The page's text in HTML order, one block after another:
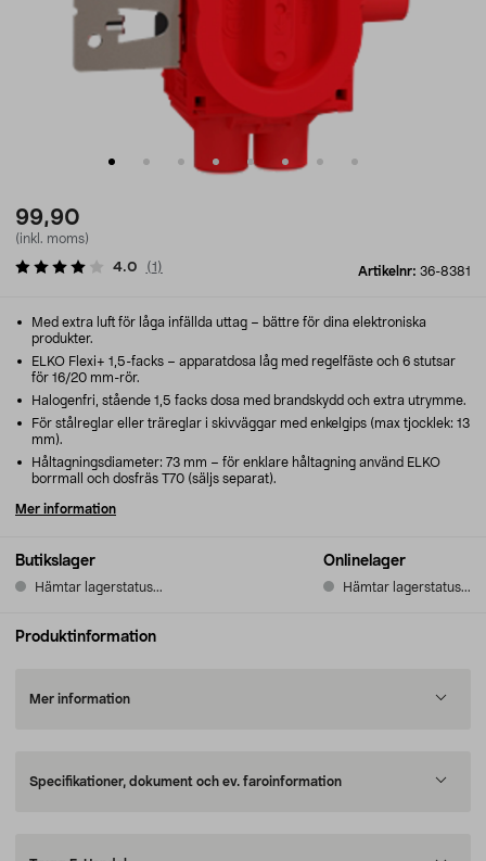
99,90
(inkl. moms)
Artikelnr: 36-8381
4.0 (1 )
Butikslager
Hämtar lagerstatus...
Onlinelager
Hämtar lagerstatus...
Med extra luft för låga infällda uttag – bättre för dina elektroniska
produkter.
ELKO Flexi+ 1,5-facks – apparatdosa låg med regelfäste och 6 stutsar
för 16/20 mm-rör.
Halogenfri, stående 1,5 facks dosa med brandskydd och extra utrymme.
För stålreglar eller träreglar i skivväggar med enkelgips (max tjocklek: 13
mm).
Håltagningsdiameter: 73 mm – för enklare håltagning använd ELKO
borrmall och dosfräs T70 (säljs separat).
Mer information
Produktinformation
Mer information
Specifikationer, dokument och ev. faroinformation